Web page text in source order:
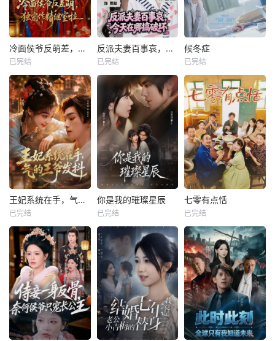
冷面侯爷反萌差，独宠作精继室啦
已完结
反派夫妻百事哀，今天在哪搞破坏
已完结
候冬症
已完结
王妃系统在手，气的王爷发抖
已完结
你是我的璀璨星辰
已完结
七零有点恬
已完结